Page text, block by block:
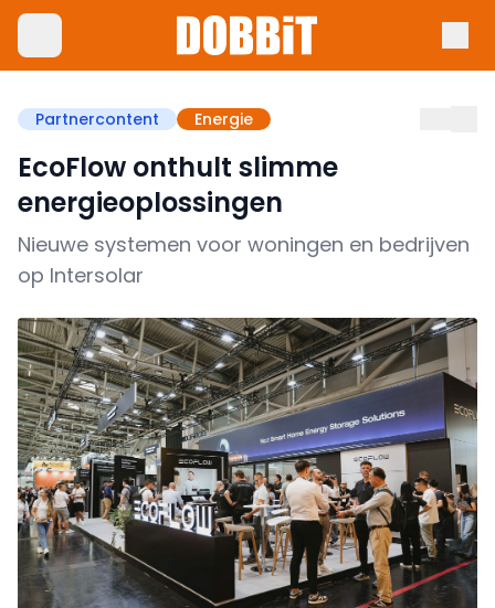
Partnercontent Energie
EcoFlow onthult slimme
energieoplossingen
Nieuwe systemen voor woningen en bedrijven
op Intersolar